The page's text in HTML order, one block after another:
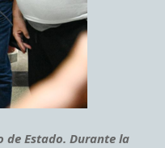
de Estado. Durante la